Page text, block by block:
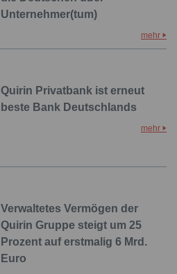
Unternehmer(tum)
mehr
Quirin Privatbank ist erneut
beste Bank Deutschlands
mehr
Verwaltetes Vermögen der
Quirin Gruppe steigt um 25
Prozent auf erstmalig 6 Mrd.
Euro